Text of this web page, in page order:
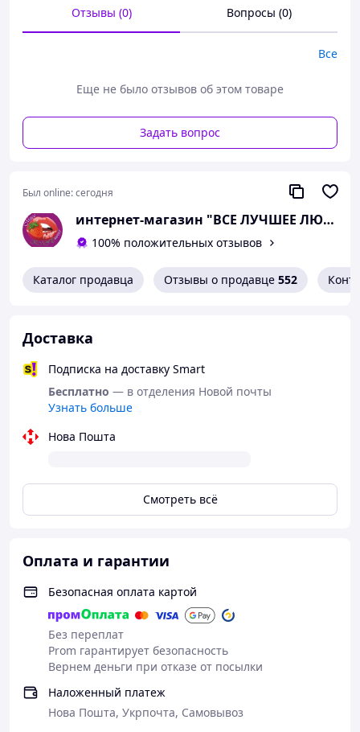
известный женский возбудитель "Gold Fly"
Голд Флай также поштучно:
Возбуждающие капли
для женщин "Gold Fly" созданы с
использованием сильнодействующего
возбуждающего экстракта «HS», добытого из
шпанской мушки, самого сильного
возбуждающего средства, известного на
Отзывы (0) Вопросы (0)
Все
Еще не было отзывов об этом товаре
Задать вопрос
Был online:сегодня
интернет-магазин "ВСЕ ЛУЧШЕЕ ЛЮДЯМ"
100% положительных отзывов
Каталог продавца Отзывы о продавце 552
Доставка
Подписка на доставку Smart
Бесплатно — в отделения Новой почты
Узнать больше
Нова Пошта
Смотреть всё
Оплата и гарантии
Безопасная оплата картой
Без переплат
Prom гарантирует безопасность
Вернем деньги при отказе от посылки
Наложенный платеж
Нова Пошта, Укрпочта, Самовывоз